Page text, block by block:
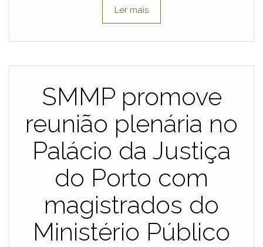
Ler mais
SMMP promove
reunião plenária no
Palácio da Justiça
do Porto com
magistrados do
Ministério Público